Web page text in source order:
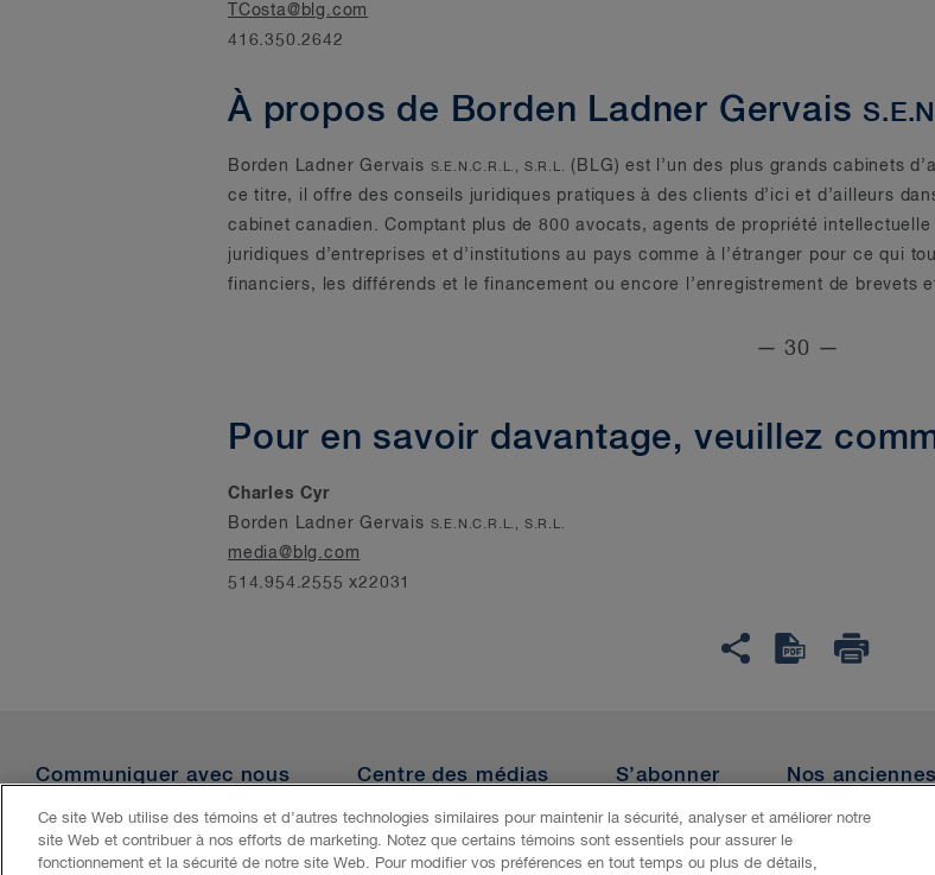
TCosta@blg.com
416.350.2642
À propos de Borden Ladner Gervais
Borden Ladner Gervais S.E.N.C.R.L., S.R.L. (BLG) est l’un des plus grands cabinets
ce titre, il offre des conseils juridiques pratiques à des clients d’ici et d’ailleurs
cabinet canadien. Comptant plus de 800 avocats, agents de propriété
juridiques d’entreprises et d’institutions au pays comme à l’étranger pour ce qui
financiers, les différends et le financement ou encore l’enregistrement de brevets
— 30 —
Pour en savoir davantage, veuillez
Charles Cyr
Borden Ladner Gervais S.E.N.C.R.L., S.R.L.
media@blg.com
514.954.2555 x22031
Communiquer avec nous Centre des médias S’abonner Nos
Politique de confidentialité
Ce site Web utilise des témoins et d’autres technologies similaires pour maintenir la sécurité, analyser et améliorer notre
site Web et contribuer à nos efforts de marketing. Notez que certains témoins sont essentiels pour assurer le
fonctionnement et la sécurité de notre site Web. Pour modifier vos préférences en tout temps ou plus de détails,